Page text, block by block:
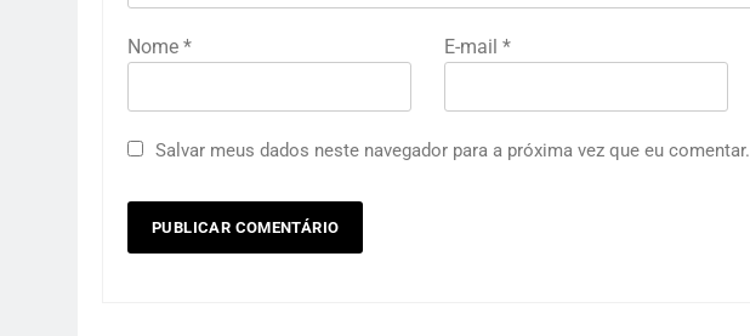
Nome * E-mail *
Salvar meus dados neste navegador para a próxima vez que eu comentar.